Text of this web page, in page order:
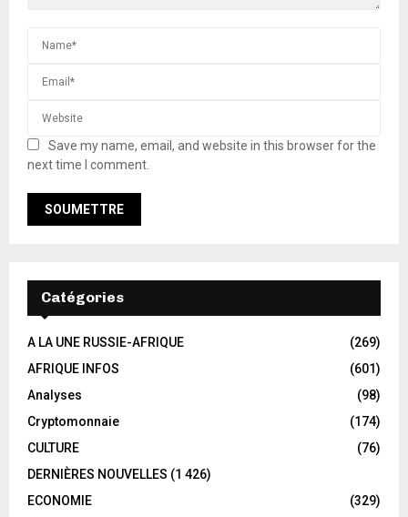
Save my name, email, and website in this browser for the
next time I comment.
Catégories
A LA UNE RUSSIE-AFRIQUE
(269)
AFRIQUE INFOS
(601)
Analyses
(98)
Cryptomonnaie
(174)
CULTURE
(76)
DERNIÈRES NOUVELLES (1 426)
ECONOMIE
(329)